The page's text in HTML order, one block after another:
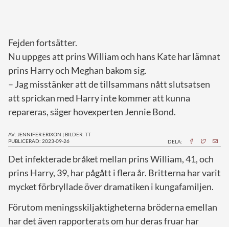
Fejden fortsätter.
Nu uppges att prins William och hans Kate har lämnat
prins Harry och Meghan bakom sig.
– Jag misstänker att de tillsammans nått slutsatsen
att sprickan med Harry inte kommer att kunna
repareras, säger hovexperten Jennie Bond.
AV: JENNIFER ERIXON | BILDER: TT
PUBLICERAD: 2023-09-26
DELA:
Det infekterade bråket mellan prins William, 41, och
prins Harry, 39, har pågått i flera år. Britterna har varit
mycket förbryllade över dramatiken i kungafamiljen.
Förutom meningsskiljaktigheterna bröderna emellan
har det även rapporterats om hur deras fruar har